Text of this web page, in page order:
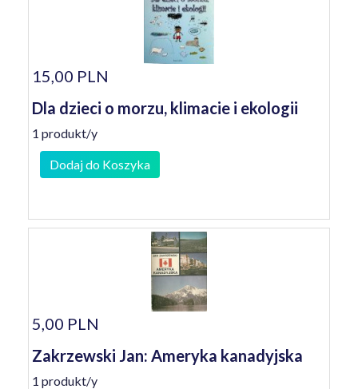
15,00 PLN
Dla dzieci o morzu, klimacie i ekologii
1 produkt/y
Dodaj do Koszyka
5,00 PLN
Zakrzewski Jan: Ameryka kanadyjska
1 produkt/y